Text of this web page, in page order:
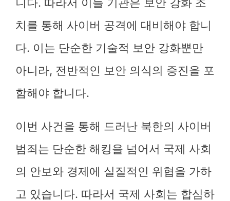
치를 통해 사이버 공격에 대비해야 합니
다. 이는 단순한 기술적 보안 강화뿐만
아니라, 전반적인 보안 의식의 증진을 포
함해야 합니다.
이번 사건을 통해 드러난 북한의 사이버
범죄는 단순한 해킹을 넘어서 국제 사회
의 안보와 경제에 실질적인 위협을 가하
고 있습니다. 따라서 국제 사회는 합심하